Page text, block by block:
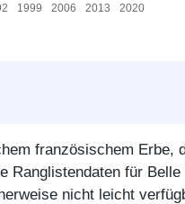
französischem Erbe,
für Belle
nicht leicht